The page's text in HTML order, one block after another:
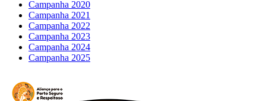
Campanha 2020
Campanha 2021
Campanha 2022
Campanha 2023
Campanha 2024
Campanha 2025